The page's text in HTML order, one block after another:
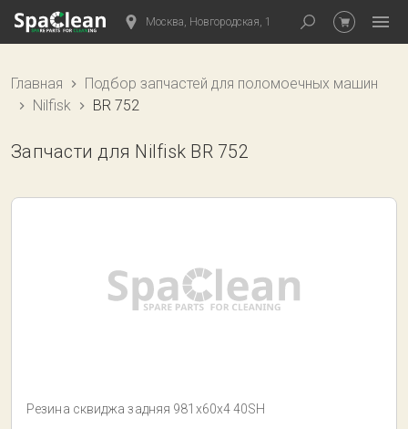
Москва, Новгородская, 1
Главная
Подбор запчастей для поломоечных машин
Nilfisk
BR 752
Запчасти для Nilfisk BR 752
Резина сквиджа задняя 981x60x4 40SH